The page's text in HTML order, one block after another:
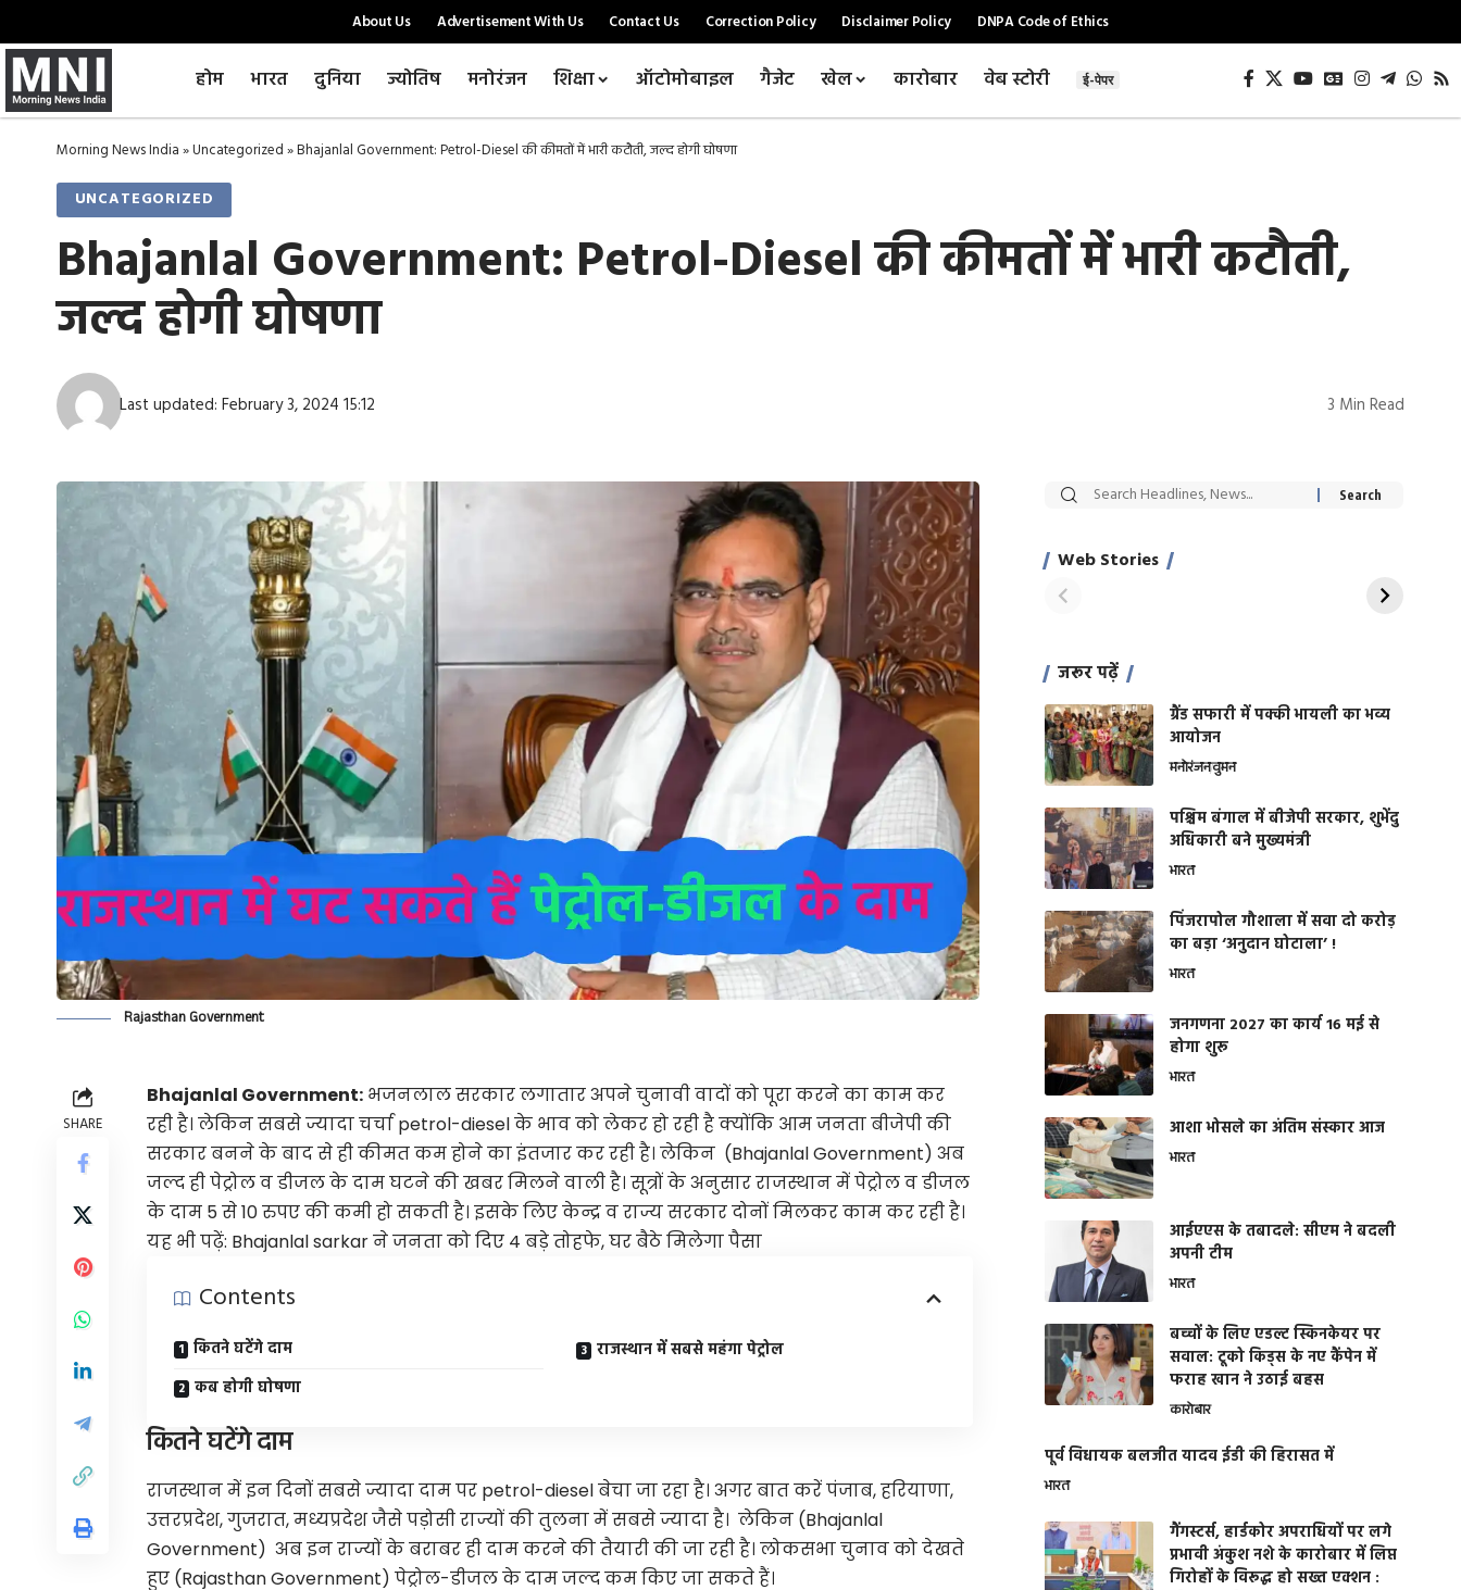
About Us Advertisement With Us Contact Us Correction Policy Disclaimer Policy DNPA Code of Ethics
होम भारत दुनिया ज्योतिष मनोरंजन शिक्षा ऑटोमोबाइल गैजेट खेल कारोबार वेब स्टोरी ई-पेपर
Morning News India»Uncategorized»Bhajanlal Government: Petrol-Diesel की कीमतों में भारी कटौती, जल्द होगी घोषणा
UNCATEGORIZED
Bhajanlal Government: Petrol-Diesel की कीमतों में भारी कटौती,
जल्द होगी घोषणा
Last updated: February 3, 2024 15:12 3 Min Read
Rajasthan Government
SHARE
Bhajanlal Government: भजनलाल सरकार लगातार अपने चुनावी वादों को पूरा करने का काम कर
रही है। लेकिन सबसे ज्यादा चर्चा petrol-diesel के भाव को लेकर हो रही है क्योंकि आम जनता बीजेपी की
सरकार बनने के बाद से ही कीमत कम होने का इंतजार कर रही है। लेकिन (Bhajanlal Government) अब
जल्द ही पेट्रोल व डीजल के दाम घटने की खबर मिलने वाली है। सूत्रों के अनुसार राजस्थान में पेट्रोल व डीजल
के दाम 5 से 10 रुपए की कमी हो सकती है। इसके लिए केन्द्र व राज्य सरकार दोनों मिलकर काम कर रही है।
यह भी पढ़ें: Bhajanlal sarkar ने जनता को दिए 4 बड़े तोहफे, घर बैठे मिलेगा पैसा
Contents
कितने घटेंगे दाम
कब होगी घोषणा
राजस्थान में सबसे महंगा पेट्रोल
कितने घटेंगे दाम
राजस्थान में इन दिनों सबसे ज्यादा दाम पर petrol-diesel बेचा जा रहा है। अगर बात करें पंजाब, हरियाणा,
उत्तरप्रदेश, गुजरात, मध्यप्रदेश जैसे पड़ोसी राज्यों की तुलना में सबसे ज्यादा है। लेकिन (Bhajanlal
Government) अब इन राज्यों के बराबर ही दाम करने की तैयारी की जा रही है। लोकसभा चुनाव को देखते
हुए (Rajasthan Government) पेट्रोल-डीजल के दाम जल्द कम किए जा सकते हैं।
Web Stories
सट्टेबाजी में अरेस्ट हुए
साहिल खान
रोज एक कच्चे लहसुन
जरूर पढ़ें
ग्रैंड सफारी में पक्की भायली का भव्य
आयोजन
मनोरंजनवुमन
पश्चिम बंगाल में बीजेपी सरकार, शुभेंदु
अधिकारी बने मुख्यमंत्री
भारत
​पिंजरापोल गौशाला में सवा दो करोड़
का बड़ा ‘अनुदान घोटाला’ !
भारत
जनगणना 2027 का कार्य 16 मई से
होगा शुरू
भारत
आशा भोसले का अंतिम संस्कार आज
भारत
आईएएस के तबादले: सीएम ने बदली
अपनी टीम
भारत
बच्चों के लिए एडल्ट स्किनकेयर पर
सवाल: टूको किड्स के नए कैंपेन में
फराह खान ने उठाई बहस
कारोबार
पूर्व विधायक बलजीत यादव ईडी की हिरासत में
भारत
गैंगस्टर्स, हार्डकोर अपराधियों पर लगे
प्रभावी अंकुश नशे के कारोबार में लिप्त
गिरोहों के विरूद्ध हो सख्त एक्शन :